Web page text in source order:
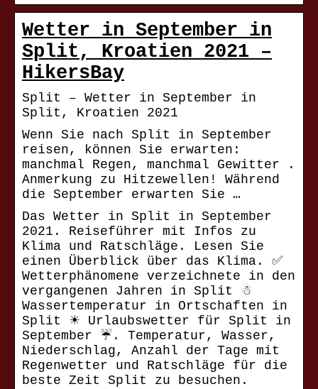
Wetter in September in
Split, Kroatien 2021 –
HikersBay
Split – Wetter in September in
Split, Kroatien 2021
Wenn Sie nach Split in September
reisen, können Sie erwarten:
manchmal Regen, manchmal Gewitter .
Anmerkung zu Hitzewellen! Während
die September erwarten Sie …
Das Wetter in Split in September
2021. Reiseführer mit Infos zu
Klima und Ratschläge. Lesen Sie
einen Überblick über das Klima. ✅
Wetterphänomene verzeichnete in den
vergangenen Jahren in Split ☃
Wassertemperatur in Ortschaften in
Split ☀ Urlaubswetter für Split in
September ☔. Temperatur, Wasser,
Niederschlag, Anzahl der Tage mit
Regenwetter und Ratschläge für die
beste Zeit Split zu besuchen.